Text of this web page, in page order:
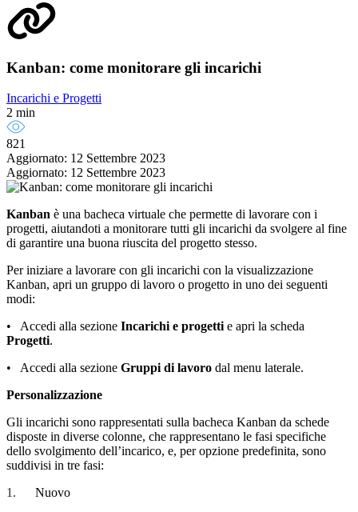
Kanban: come monitorare gli incarichi
Incarichi e Progetti
2 min
821
Aggiornato: 12 Settembre 2023
Aggiornato: 12 Settembre 2023
Kanban è una bacheca virtuale che permette di lavorare con i
progetti, aiutandoti a monitorare tutti gli incarichi da svolgere al fine
di garantire una buona riuscita del progetto stesso.
Per iniziare a lavorare con gli incarichi con la visualizzazione
Kanban, apri un gruppo di lavoro o progetto in uno dei seguenti
modi:
• Accedi alla sezione Incarichie progettie apri la scheda
Progetti.
• Accedi alla sezione Gruppi di lavoro dal menu laterale.
Personalizzazione
Gli incarichi sono rappresentati sulla bacheca Kanban da schede
disposte in diverse colonne, che rappresentano le fasi specifiche
dello svolgimento dell’incarico, e, per opzione predefinita, sono
suddivisi in tre fasi:
1. Nuovo